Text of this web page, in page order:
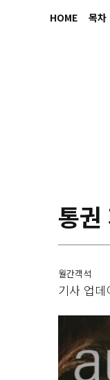
HOME 목차
통
월간객석
기사 업